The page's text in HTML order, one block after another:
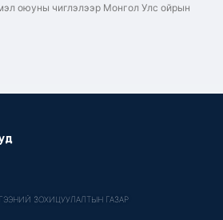
оюуны чиглэлээр Монгол Улс ойрын
ЗОХИЦУУЛАЛТЫН ГАЗАР